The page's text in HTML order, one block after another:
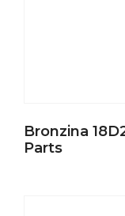
Bronzina
Parts